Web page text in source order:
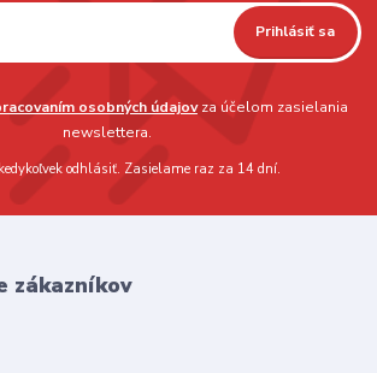
Prihlásiť sa
osobných údajovza účelom zasielania
newslettera.
odhlásiť. Zasielame raz za 14 dní.
zákazníkov